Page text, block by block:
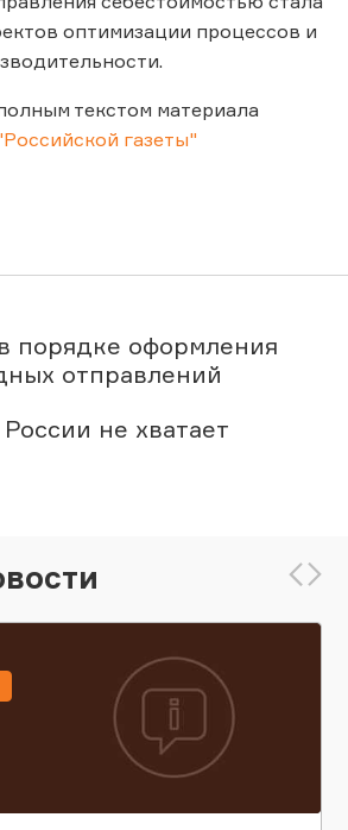
оптимизации процессов и
текстом материала
газеты"
порядке оформления
отправлений
не хватает